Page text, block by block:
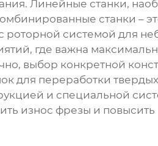
Линейные станки,
станки –
системой для
где важна
выбор конкретной
для переработки
и специальной
износ фрезы и повысить